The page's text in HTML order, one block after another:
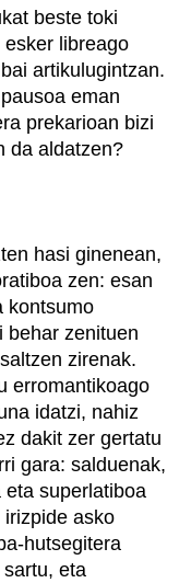
beste toki
libreago
artikulugintzan.
eman
prekarioan bizi
da aldatzen?
hasi ginenean,
zen: esan
kontsumo
behar zenituen
zirenak.
erromantikoago
idatzi, nahiz
dakit zer gertatu
gara: salduenak,
superlatiboa
asko
hutsegitera
eta